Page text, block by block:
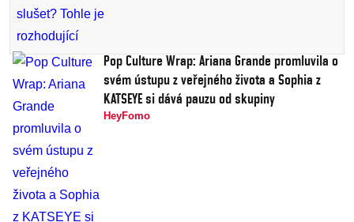
Pop Culture Wrap: Ariana Grande promluvila o
svém ústupu z veřejného života a Sophia z
KATSEYE si dává pauzu od skupiny
HeyFomo